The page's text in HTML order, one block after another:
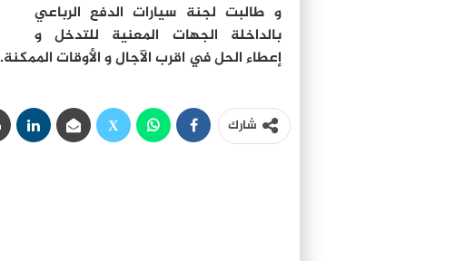
و طالبت لجنة سيارات الدفع الرباعي
بالداخلة الجهات المعنية للتدخل و
إعطاء الحل في اقرب الآجال و الأوقات الممكنة.
شارك